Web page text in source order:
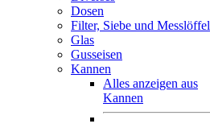
Dosen
Filter, Siebe und Messlöffel
Glas
Gusseisen
Kannen
Alles anzeigen aus
Kannen